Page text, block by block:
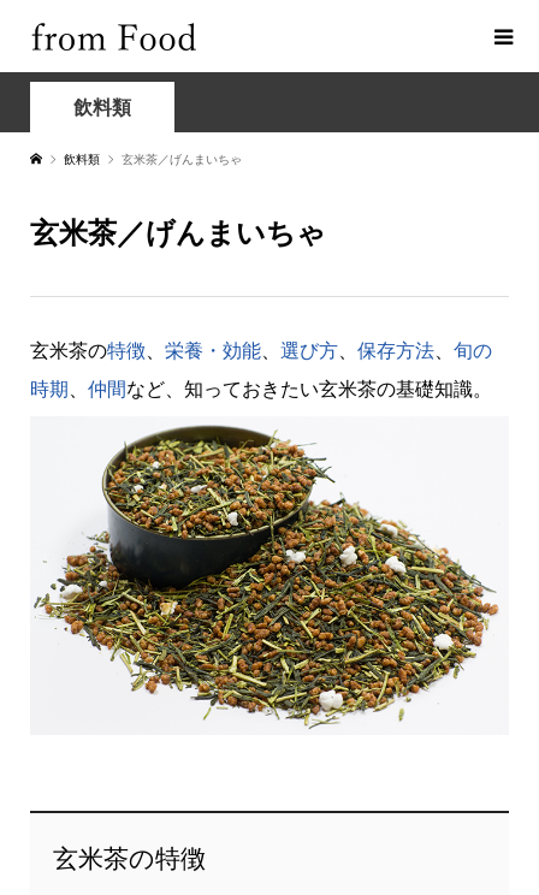
飲料類
飲料類 玄米茶／げんまいちゃ
玄米茶／げんまいちゃ
玄米茶の特徴、 栄養・効能、 選び方、 保存方法、 旬の
時期、 仲間など、知っておきたい玄米茶の基礎知識。
玄米茶の特徴